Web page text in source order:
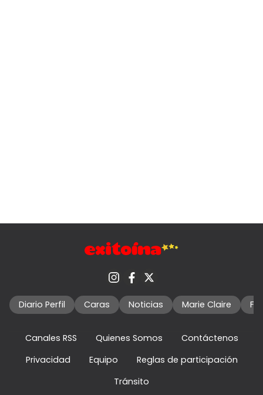
Diario Perfil Caras Noticias Marie Claire
Canales RSS Quienes Somos
Contáctenos
Privacidad
Equipo
Reglas de participación
Tránsito